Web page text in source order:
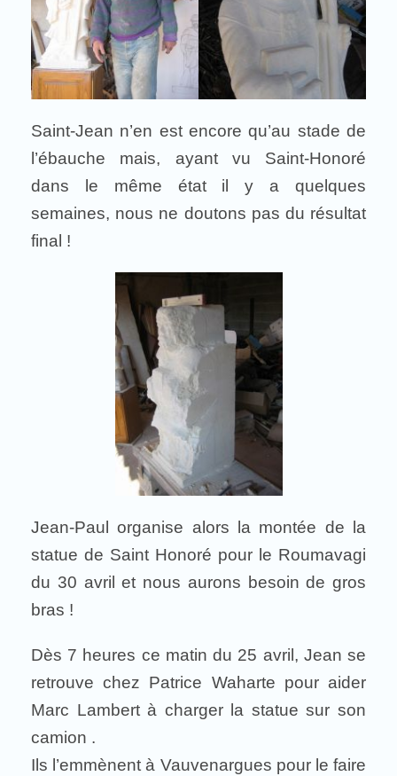
Saint-Jean n’en est encore qu’au stade de
l’ébauche mais, ayant vu Saint-Honoré
dans le même état il y a quelques
semaines, nous ne doutons pas du résultat
final !
Jean-Paul organise alors la montée de la
statue de Saint Honoré pour le Roumavagi
du 30 avril et nous aurons besoin de gros
bras !
Dès 7 heures ce matin du 25 avril, Jean se
retrouve chez Patrice Waharte pour aider
Marc Lambert à charger la statue sur son
camion .
Ils l’emmènent à Vauvenargues pour le faire